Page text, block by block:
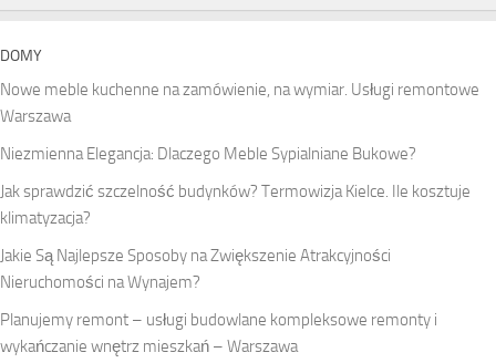
DOMY
Nowe meble kuchenne na zamówienie, na wymiar. Usługi remontowe
Warszawa
Niezmienna Elegancja: Dlaczego Meble Sypialniane Bukowe?
Jak sprawdzić szczelność budynków? Termowizja Kielce. Ile kosztuje
klimatyzacja?
Jakie Są Najlepsze Sposoby na Zwiększenie Atrakcyjności
Nieruchomości na Wynajem?
Planujemy remont – usługi budowlane kompleksowe remonty i
wykańczanie wnętrz mieszkań – Warszawa